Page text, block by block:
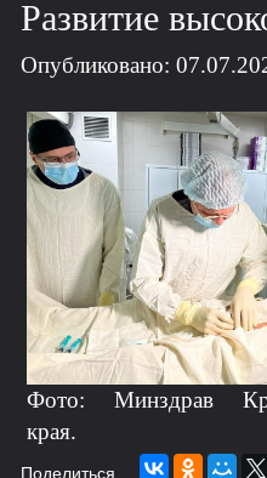
Развитие
Опубликовано:
Фото: Минздрав
края.
Поделиться